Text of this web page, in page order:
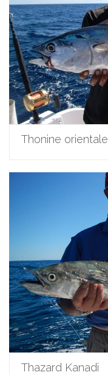
Thonine orientale
Thazard Kanadi